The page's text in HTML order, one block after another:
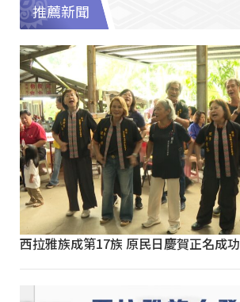
推薦新聞
西拉雅族成第17族 原民日慶賀正名成功